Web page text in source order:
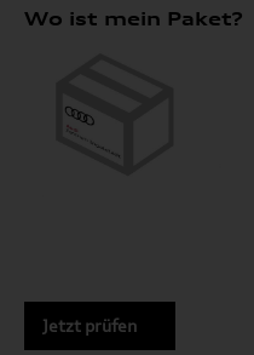
Wo ist mein Paket?
Jetzt prüfen